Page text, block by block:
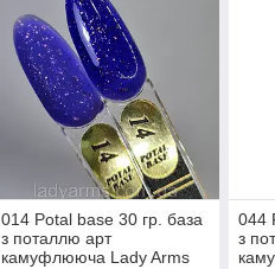
014 Potal base 30 гр. база
з поталлю арт
камуфлююча Lady Arms
044
з